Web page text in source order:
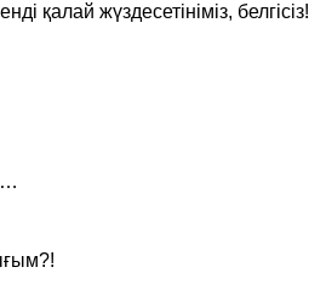
қалай жүздесетінімі­з, белгісіз!